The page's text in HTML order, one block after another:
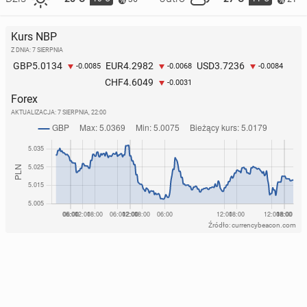
Kurs NBP
Z DNIA: 7 SIERPNIA
GBP5.0134 -0.0085 EUR4.2982 -0.0068 USD3.7236 -0.0084
CHF4.6049 -0.0031
Forex
AKTUALIZACJA: 7 SIERPNIA, 22:00
Źródło: currencybeacon.com